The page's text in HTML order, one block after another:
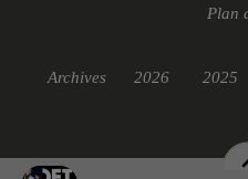
Plan
Archives 2026 2025